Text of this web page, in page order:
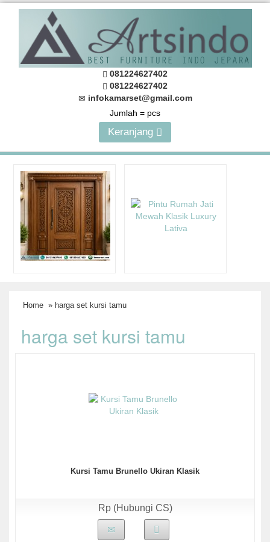
081224627402
081224627402
infokamarset@gmail.com
Jumlah = pcs
Keranjang
Home » harga set kursi tamu
harga set kursi tamu
Kursi Tamu Brunello Ukiran Klasik
Rp (Hubungi CS)